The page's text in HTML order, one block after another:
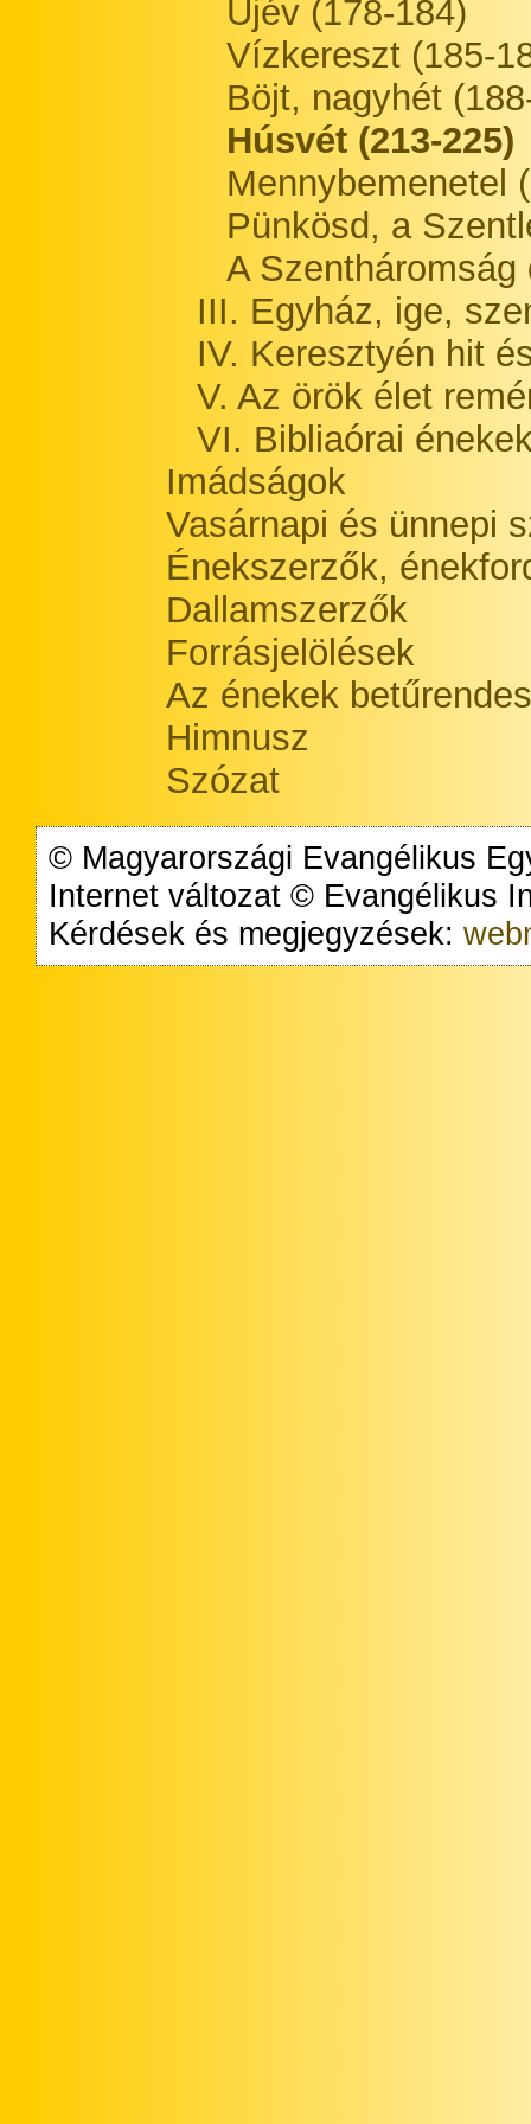
Újév (178-184)
Vízkereszt (185-
Böjt, nagyhét
Húsvét (213-225)
Mennybemenetel
Pünkösd, a
A
III. Egyház, ige,
IV. Keresztyén hit
V. Az örök élet
VI. Bibliaórai
Imádságok
Vasárnapi és ünnepi
Énekszerzők,
Dallamszerzők
Forrásjelölések
Az énekek
Himnusz
Szózat
© Magyarországi Evangélikus
Internet változat © Evangélikus
Kérdések és megjegyzések: